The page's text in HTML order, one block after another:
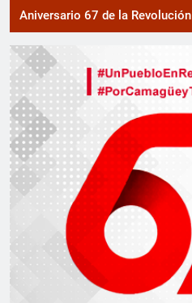
Aniversario 67 de la Revolución